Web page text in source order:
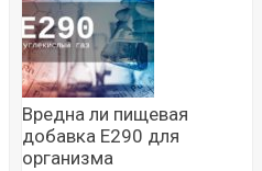
Вредна ли пищевая
добавка Е290 для
организма